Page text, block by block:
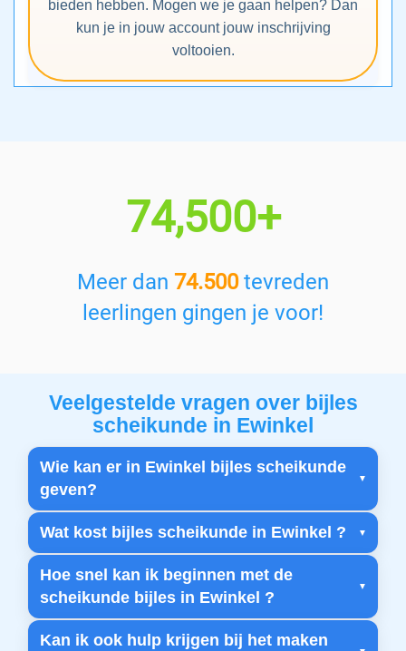
bieden hebben. Mogen we je gaan helpen? Dan
kun je in jouw account jouw inschrijving
voltooien.
74,500+
Meer dan 74.500tevreden
leerlingen gingen je voor!
Veelgestelde vragen over bijles
scheikunde in Ewinkel
Wie kan er in Ewinkel bijles scheikunde
geven?
Wat kost bijles scheikunde in Ewinkel ?
Hoe snel kan ik beginnen met de
scheikunde bijles in Ewinkel ?
Kan ik ook hulp krijgen bij het maken